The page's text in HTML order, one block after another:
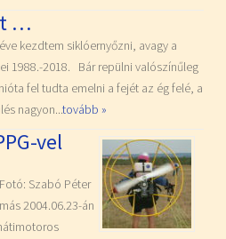
…
kezdtem siklóernyőzni, avagy a
1988.-2018. Bár repülni valószínűleg
fel tudta emelni a fejét az ég felé, a
nagyon...tovább »
vel
Szabó Péter
2004.06.23-án